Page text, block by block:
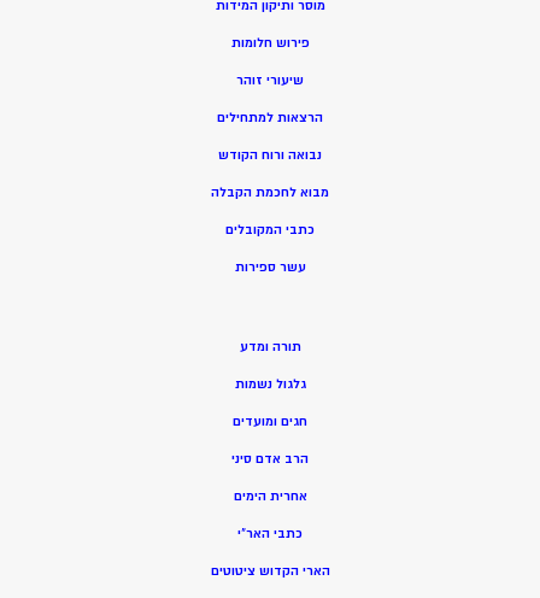
מוסר ותיקון המידות
פירוש חלומות
שיעורי זוהר
הרצאות למתחילים
נבואה ורוח הקודש
מבוא לחכמת הקבלה
כתבי המקובלים
עשר ספירות
תורה ומדע
גלגול נשמות
חגים ומועדים
הרב אדם סיני
אחרית הימים
כתבי האר”י
הארי הקדוש ציטוטים